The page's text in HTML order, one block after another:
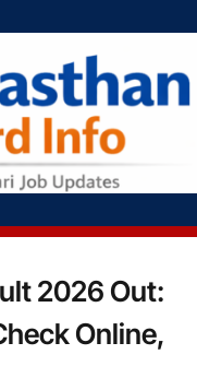
2026 Out:
Online,